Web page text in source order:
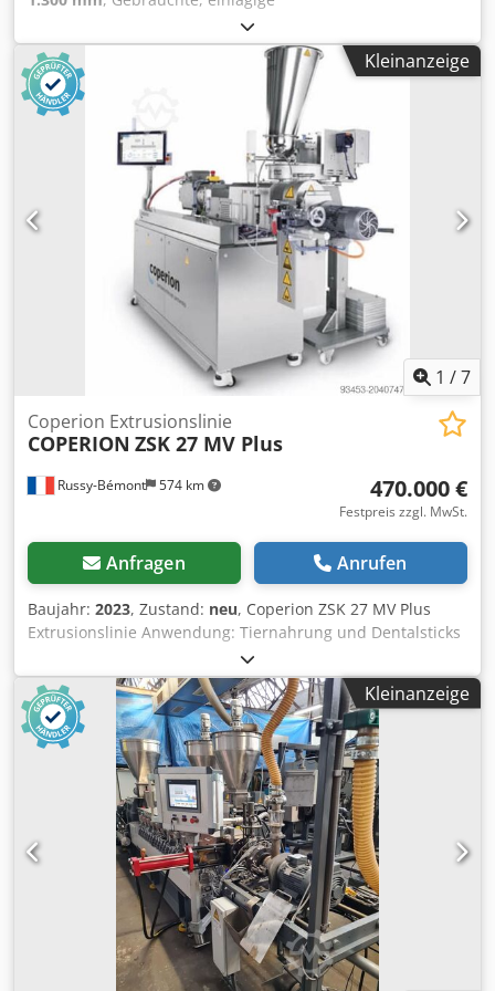
Blasfolienextrusionsmaschine in ausgezeichnetem
Zustand zu verkaufen, mit 150 mm Werkzeugdurchmesser
und einer Leistung von bis zu 100 kg/h. Typ: Queens EP-
65N Zu verarbeitende Materialien:
LLDPE/LDPE/MDPE/HDPE/sonstige Mischungen.
Schneckendurchmesser: 65 mm Kopf: •
Blasfolienwerkzeugkopf • Werkzeugdurchmesser 150 mm
Werkzeugspalt: 1,2 mm Leistung: Bis zu 100 kg/h (je nach
Materialzusammensetzung) • Maximale Geschwindigkeit:
120 m/min • Wickelbreite: 1300 mm - Rollenschnitt mit
Fliegendes Messer Cjdpfx Ajxrb Hmjbrjrf Zubehör: • Turm •
Gravimetrische Gewichtskontrolle • Masterbatch-Dosierer •
Kalibrierkorb Die Maschine kann im laufenden Betrieb
besichtigt werden. Wird mit Ersatzteilen verkauft.
Kleinanzeige
1 /7
Russy-Bémont 574 km
Coperion Extrusionslinie
COPERION ZSK 27 MV Plus
470.000 €
Festpreis zzgl. MwSt.
Anfragen Anrufen
Baujahr: 2023, Zustand: neu, Coperion ZSK 27 MV Plus
Extrusionslinie Anwendung: Tiernahrung und Dentalsticks
Baujahr: 2023, unbenutzt, noch in der Originalverpackung
Csdpfx Abexr Hgxororf
Kleinanzeige